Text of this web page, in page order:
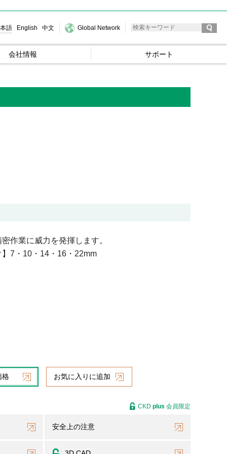
語 English 中文 Global Network
会社情報 サポート
作業に威力を発揮します。
】7・10・14・16・22mm
格 お気に入りに追加
安全上の注意
CKD plus 会員限定